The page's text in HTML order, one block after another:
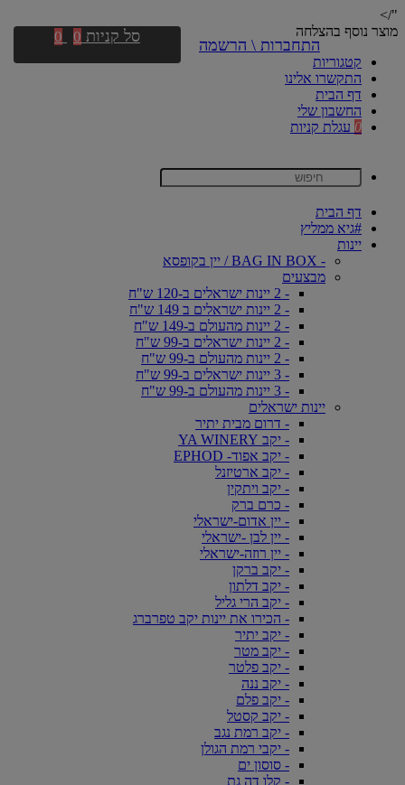
"/>
מוצר נוסף בהצלחה
קטגוריות
התקשרו אלינו
דף הבית
החשבון שלי
0 עגלת קניות
דף הבית
#גיא ממליץ
יינות
- BAG IN BOX / יין בקופסא
מבצעים
- 2 יינות ישראלים ב-120 ש"ח
- 2 יינות ישראלים ב 149 ש"ח
- 2 יינות מהעולם ב-149 ש"ח
- 2 יינות ישראלים ב-99 ש"ח
- 2 יינות מהעולם ב-99 ש"ח
- 3 יינות ישראלים ב-99 ש"ח
- 3 יינות מהעולם ב-99 ש"ח
יינות ישראלים
- דרום מבית יתיר
- יקב YA WINERY
- יקב אפוד- EPHOD
- יקב ארטיזנל
- יקב ויתקין
- כרם ברק
- יין אדום-ישראלי
- יין לבן -ישראלי
- יין רוזה-ישראלי
- יקב ברקן
- יקב דלתון
- יקב הרי גליל
- הכירו את יינות יקב טפרברג
- יקב יתיר
- יקב מטר
- יקב פלטר
- יקב ננה
- יקב פלם
- יקב קסטל
- יקב רמת נגב
- יקבי רמת הגולן
- סוסון ים
- קלו דה גת
התחברות \ הרשמה סל קניות 0
0